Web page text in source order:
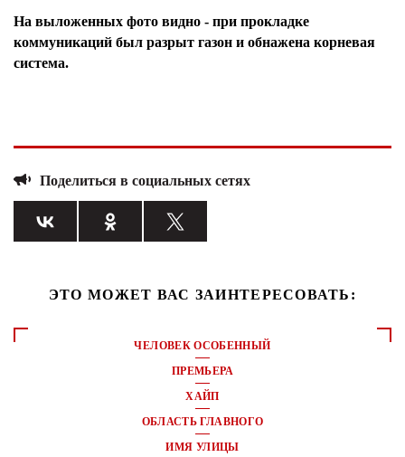
На выложенных фото видно - при прокладке
коммуникаций был разрыт газон и обнажена корневая
система.
Поделиться в социальных сетях
ЭТО МОЖЕТ ВАС ЗАИНТЕРЕСОВАТЬ:
ЧЕЛОВЕК ОСОБЕННЫЙ
ПРЕМЬЕРА
ХАЙП
ОБЛАСТЬ ГЛАВНОГО
ИМЯ УЛИЦЫ